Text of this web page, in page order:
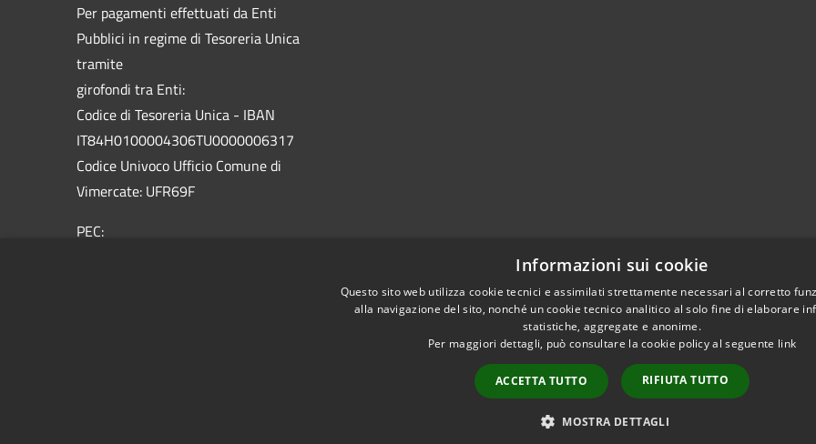
Per pagamenti effettuati da Enti
Pubblici in regime di Tesoreria Unica
tramite
girofondi tra Enti:
Codice di Tesoreria Unica - IBAN
IT84H0100004306TU0000006317
Codice Univoco Ufficio Comune di
Vimercate: UFR69F
PEC:
Copyright © 2026 • Città di
Informazioni sui cookie
Questo sito web utilizza cookie tecnici e assimilati strettamente necessari al corretto
alla navigazione del sito, nonché un cookie tecnico analitico al solo fine di elaborare
statistiche, aggregate e anonime.
Per maggiori dettagli, può consultare la cookie policy al seguente link
ACCETTA TUTTO RIFIUTA TUTTO
MOSTRA DETTAGLI